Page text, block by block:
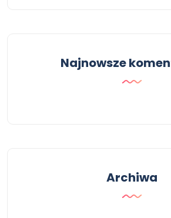
Najnowsze
Archiwa